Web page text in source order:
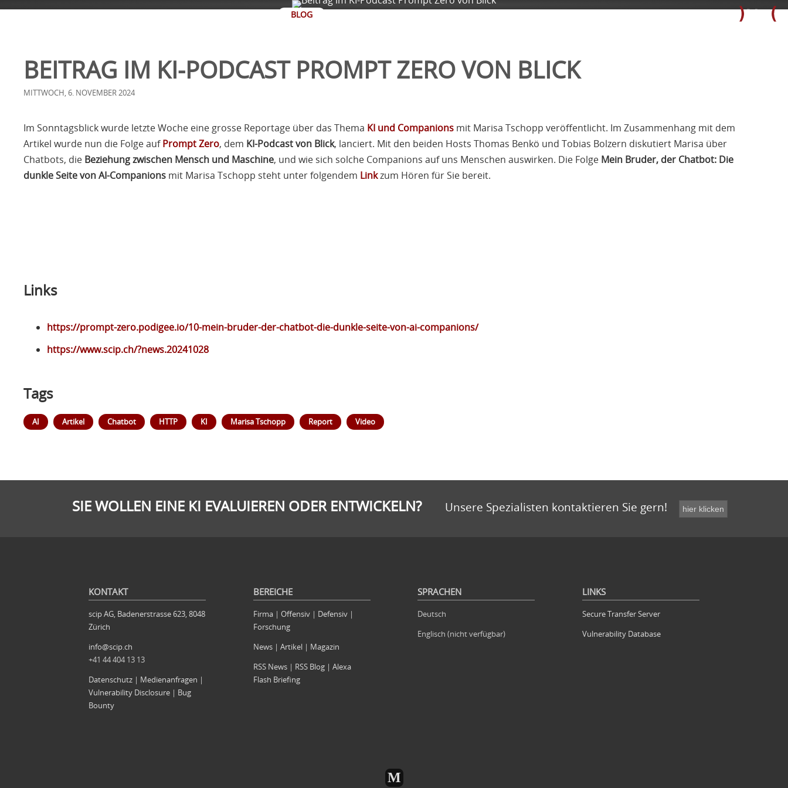
BLOG
BEITRAG IM KI-PODCAST PROMPT ZERO VON BLICK
MITTWOCH, 6. NOVEMBER 2024
Im Sonntagsblick wurde letzte Woche eine grosse Reportage über das Thema KI und Companions mit Marisa Tschopp veröffentlicht. Im Zusammenhang mit dem
Artikel wurde nun die Folge aufPrompt Zero, dem KI-Podcast von Blick, lanciert. Mit den beiden Hosts Thomas Benkö und Tobias Bolzern diskutiert Marisa über
Chatbots, die Beziehung zwischen Mensch und Maschine, und wie sich solche Companions auf uns Menschen auswirken. Die Folge Mein Bruder, der Chatbot: Die
dunkle Seite von AI-Companions mit Marisa Tschopp steht unter folgendem Linkzum Hören für Sie bereit.
Links
https://prompt-zero.podigee.io/10-mein-bruder-der-chatbot-die-dunkle-seite-von-ai-companions/
https://www.scip.ch/?news.20241028
Tags
AI Artikel Chatbot HTTP KI Marisa Tschopp Report Video
SIE WOLLEN EINE KI EVALUIEREN ODER ENTWICKELN? Unsere Spezialisten kontaktieren Sie gern!
KONTAKT
scip AG, Badenerstrasse 623, 8048
Zürich
info@scip.ch
+41 44 404 13 13
Datenschutz | Medienanfragen |
Vulnerability Disclosure | Bug
Bounty
BEREICHE
Firma| Offensiv| Defensiv|
Forschung
News| Artikel| Magazin
RSS News| RSS Blog| Alexa
Flash Briefing
SPRACHEN
Deutsch
Englisch (nicht verfügbar)
LINKS
Secure Transfer Server
Vulnerability Database